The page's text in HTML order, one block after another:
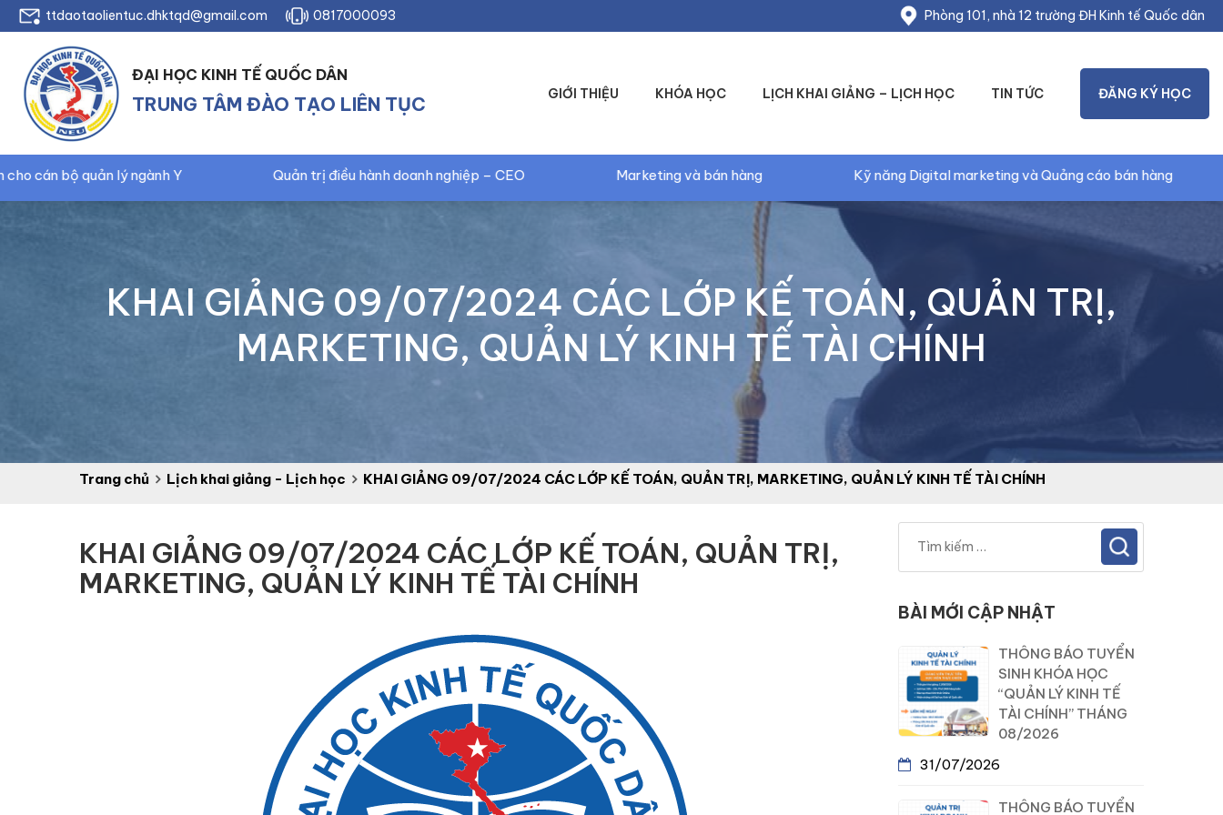
ttdaotaolientuc.dhktqd@gmail.com 0817000093 Phòng 101, nhà 12 trường ĐH Kinh tế Quốc dân
ĐẠI HỌC KINH TẾ QUỐC DÂN
TRUNG TÂM ĐÀO TẠO LIÊN TỤC GIỚI THIỆU KHÓA HỌC LỊCH KHAI GIẢNG – LỊCH HỌC TIN TỨC ĐĂNG KÝ HỌC
Y Quản trị điều hành doanh nghiệp – CEO Marketing và bán hàng Kỹ năng Digital marketing và Quảng cáo bán hàng Kỹ năng
KHAI GIẢNG 09/07/2024 CÁC LỚP KẾ TOÁN, QUẢN TRỊ,
MARKETING, QUẢN LÝ KINH TẾ TÀI CHÍNH
Trang chủ Lịch khai giảng - Lịch học KHAI GIẢNG 09/07/2024 CÁC LỚP KẾ TOÁN, QUẢN TRỊ, MARKETING, QUẢN LÝ KINH TẾ TÀI CHÍNH
KHAI GIẢNG 09/07/2024 CÁC LỚP KẾ TOÁN, QUẢN TRỊ,
MARKETING, QUẢN LÝ KINH TẾ TÀI CHÍNH
BÀI MỚI CẬP NHẬT
THÔNG BÁO TUYỂN
SINH KHÓA HỌC
“QUẢN LÝ KINH TẾ
TÀI CHÍNH” THÁNG
08/2026
31/07/2026
THÔNG BÁO TUYỂN